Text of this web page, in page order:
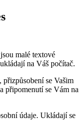
malé textové
na Váš počítač.
se Vašim
připomenutí se Vám na
údaje. Ukládají se